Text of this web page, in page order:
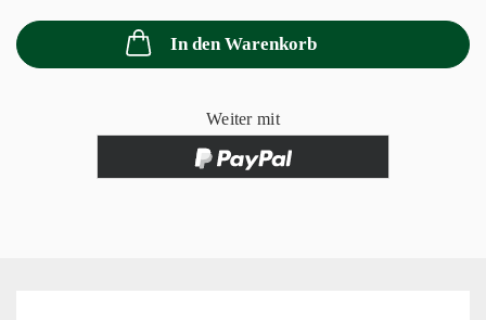
In den Warenkorb
Weiter mit